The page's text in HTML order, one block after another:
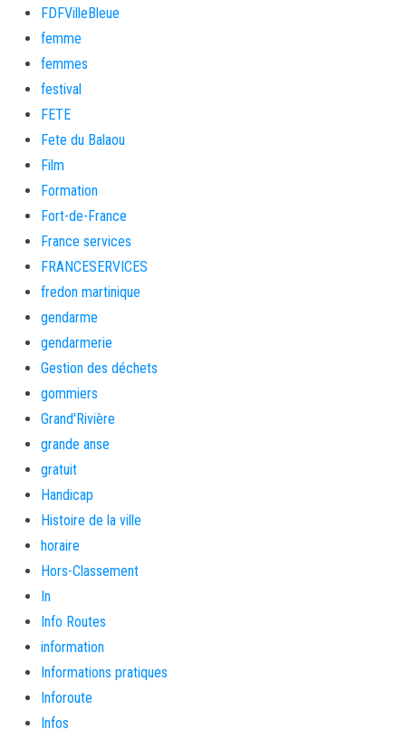
FDFVilleBleue
femme
femmes
festival
FETE
Fete du Balaou
Film
Formation
Fort-de-France
France services
FRANCESERVICES
fredon martinique
gendarme
gendarmerie
Gestion des déchets
gommiers
Grand'Rivière
grande anse
gratuit
Handicap
Histoire de la ville
horaire
Hors-Classement
In
Info Routes
information
Informations pratiques
Inforoute
Infos